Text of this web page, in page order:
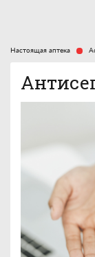
Настоящая аптека